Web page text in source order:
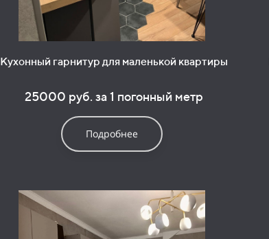
Кухонный гарнитур для маленькой квартиры
25000 руб. за 1 погонный метр
Подробнее